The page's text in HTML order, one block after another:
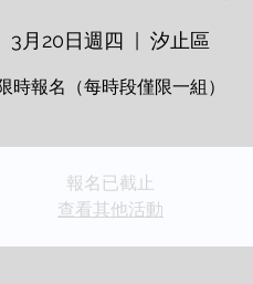
3月20日週四 汐止區
時報名（每時段僅限一組）
報名已截止
查看其他活動